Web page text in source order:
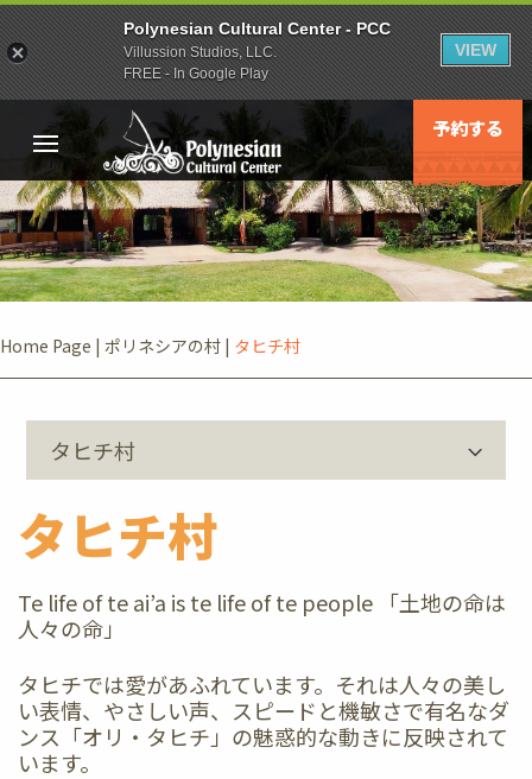
予約する
Home Page | ポリネシアの村 | タヒチ村
タヒチ村
タヒチ村
Te life of te ai’a is te life of te people 「土地の命は
人々の命」
タヒチでは愛があふれています。それは人々の美し
い表情、やさしい声、スピードと機敏さで有名なダ
ンス「オリ・タヒチ」の魅惑的な動きに反映されて
います。
Polynesian Cultural Center - PCC
Villussion Studios, LLC.
FREE - In Google Play
VIEW